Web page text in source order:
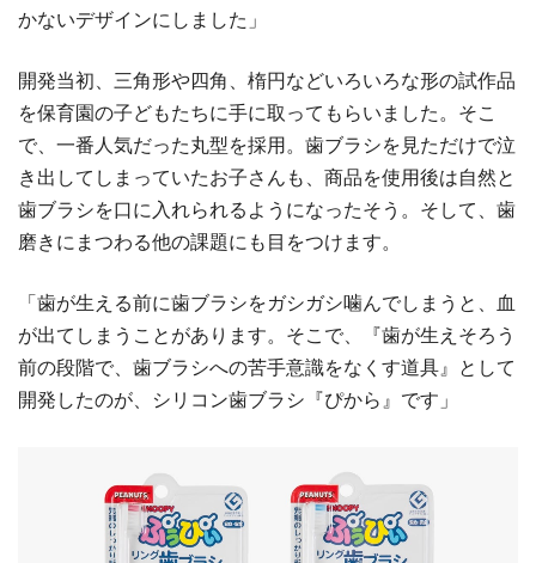
かないデザインにしました」
開発当初、三角形や四角、楕円などいろいろな形の試作品
を保育園の子どもたちに手に取ってもらいました。そこ
で、一番人気だった丸型を採用。歯ブラシを見ただけで泣
き出してしまっていたお子さんも、商品を使用後は自然と
歯ブラシを口に入れられるようになったそう。そして、歯
磨きにまつわる他の課題にも目をつけます。
「歯が生える前に歯ブラシをガシガシ噛んでしまうと、血
が出てしまうことがあります。そこで、『歯が生えそろう
前の段階で、歯ブラシへの苦手意識をなくす道具』として
開発したのが、シリコン歯ブラシ『ぴから』です」